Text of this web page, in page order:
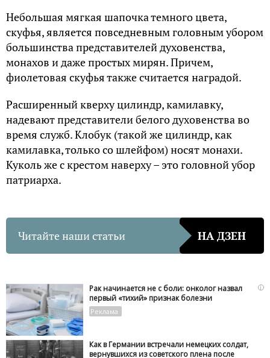
Небольшая мягкая шапочка темного цвета,
скуфья, является повседневным головным убором
большинства представителей духовенства,
монахов и даже простых мирян. Причем,
фиолетовая скуфья также считается наградой.
Расширенный кверху цилиндр, камилавку,
надевают представители белого духовенства во
время служб. Клобук (такой же цилиндр, как
камилавка, только со шлейфом) носят монахи.
Куколь же с крестом наверху – это головной убор
патриарха.
Читайте наши статьи НА ДЗЕН
i
Рак начинается не с боли: онколог назвал
первый «тихий» признак болезни
Как в Германии встречали немецких солдат,
вернувшихся из советского плена после